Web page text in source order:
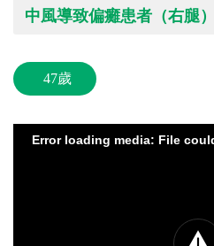
中風導致偏癱患者（右腿）
47歲
Error loading media: File